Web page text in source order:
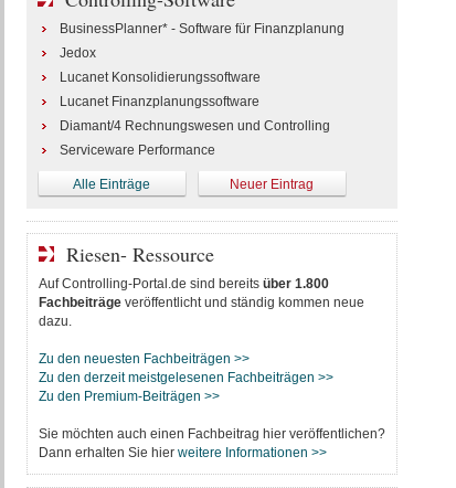
BusinessPlanner* - Software für Finanzplanung
Jedox
Lucanet Konsolidierungssoftware
Lucanet Finanzplanungssoftware
Diamant/4 Rechnungswesen und Controlling
Serviceware Performance
Alle Einträge Neuer Eintrag
Riesen- Ressource
Auf Controlling-Portal.de sind bereits über 1.800
Fachbeiträgeveröffentlicht und ständig kommen neue
dazu.
Zu den neuesten Fachbeiträgen >>
Zu den derzeit meistgelesenen Fachbeiträgen >>
Zu den Premium-Beiträgen >>
Sie möchten auch einen Fachbeitrag hier veröffentlichen?
Dann erhalten Sie hier weitere Informationen >>